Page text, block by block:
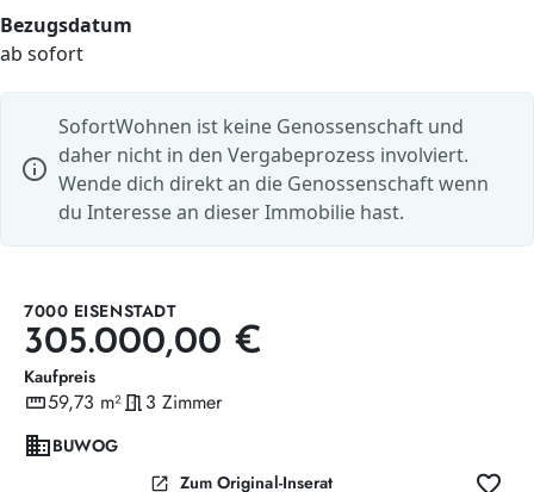
Bezugsdatum
ab sofort
info
SofortWohnen ist keine Genossenschaft und
daher nicht in den Vergabeprozess involviert.
Wende dich direkt an die Genossenschaft wenn
du Interesse an dieser Immobilie hast.
7000 EISENSTADT
305.000,00 €
Kaufpreis
straighten
Wohnfläche
59,73 m²meeting_room
Zimmer
3 Zimmer
domainBUWOG
open_in_new Zum Original-Inserat favorite